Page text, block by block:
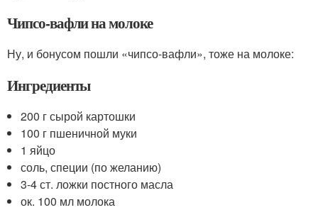
Чипсо-вафли на молоке
Ну, и бонусом пошли «чипсо-вафли», тоже на молоке:
Ингредиенты
200 г сырой картошки
100 г пшеничной муки
1 яйцо
соль, специи (по желанию)
3-4 ст. ложки постного масла
ок. 100 мл молока